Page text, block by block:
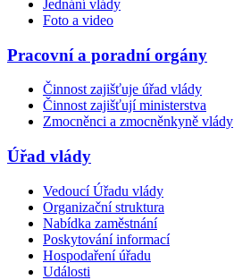
Jednání vlády
Foto a video
Pracovní a poradní orgány
Činnost zajišťuje úřad vlády
Činnost zajišťují ministerstva
Zmocněnci a zmocněnkyně vlády
Úřad vlády
Vedoucí Úřadu vlády
Organizační struktura
Nabídka zaměstnání
Poskytování informací
Hospodaření úřadu
Události